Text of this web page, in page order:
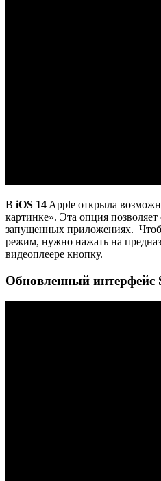
В iOS 14 Apple открыла
картинке». Эта опция
запущенных приложениях.
режим, нужно нажать на
видеоплеере кнопку.
Обновленный интерфейс